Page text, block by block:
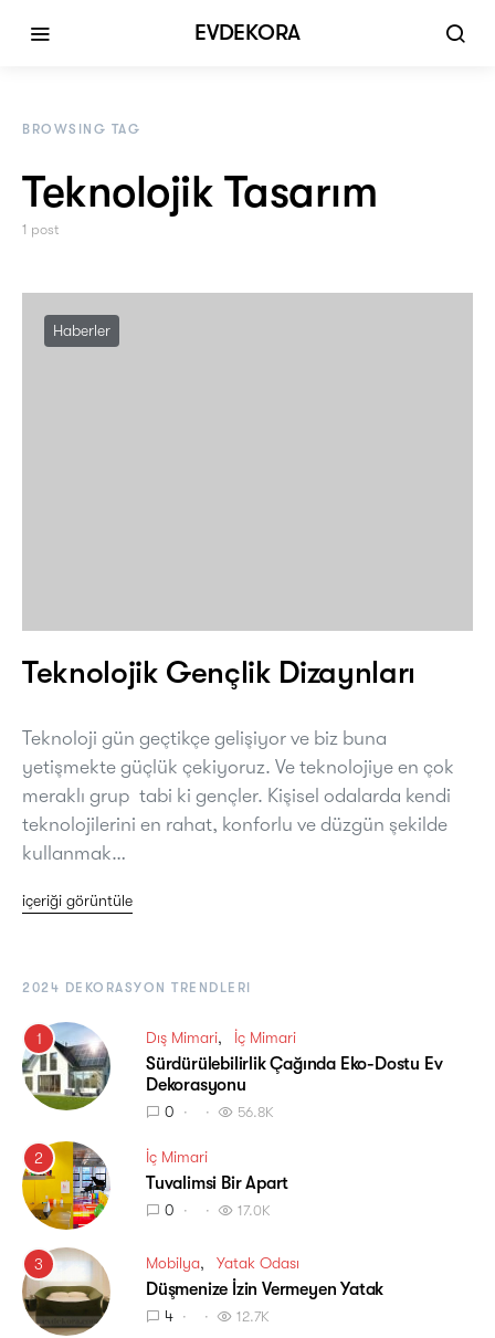
EVDEKORA
BROWSING TAG
Teknolojik Tasarım
1 post
Haberler
Teknolojik Gençlik Dizaynları
Teknoloji gün geçtikçe gelişiyor ve biz buna
yetişmekte güçlük çekiyoruz. Ve teknolojiye en çok
meraklı grup tabi ki gençler. Kişisel odalarda kendi
teknolojilerini en rahat, konforlu ve düzgün şekilde
kullanmak…
içeriği görüntüle
2024 DEKORASYON TRENDLERI
1 Dış Mimari İç Mimari
Sürdürülebilirlik Çağında Eko-Dostu Ev
Dekorasyonu
0 56.8K
2 İç Mimari
Tuvalimsi Bir Apart
0 17.0K
3 Mobilya Yatak Odası
Düşmenize İzin Vermeyen Yatak
4 12.7K